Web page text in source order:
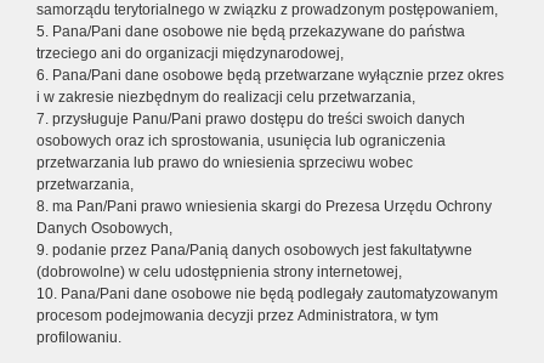
samorządu terytorialnego w związku z prowadzonym postępowaniem,
5. Pana/Pani dane osobowe nie będą przekazywane do państwa
trzeciego ani do organizacji międzynarodowej,
6. Pana/Pani dane osobowe będą przetwarzane wyłącznie przez okres
i w zakresie niezbędnym do realizacji celu przetwarzania,
7. przysługuje Panu/Pani prawo dostępu do treści swoich danych
osobowych oraz ich sprostowania, usunięcia lub ograniczenia
przetwarzania lub prawo do wniesienia sprzeciwu wobec
przetwarzania,
8. ma Pan/Pani prawo wniesienia skargi do Prezesa Urzędu Ochrony
Danych Osobowych,
9. podanie przez Pana/Panią danych osobowych jest fakultatywne
(dobrowolne) w celu udostępnienia strony internetowej,
10. Pana/Pani dane osobowe nie będą podlegały zautomatyzowanym
procesom podejmowania decyzji przez Administratora, w tym
profilowaniu.